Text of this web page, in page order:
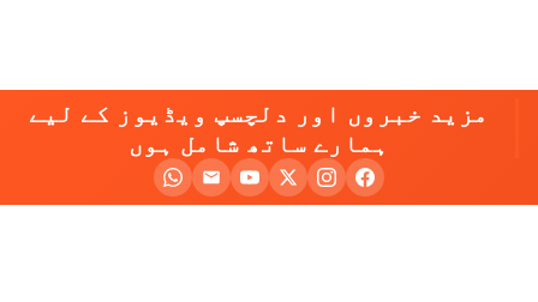
مزید خبروں اور دلچسپ ویڈیوز کے لیے
ہمارے ساتھ شامل ہوں